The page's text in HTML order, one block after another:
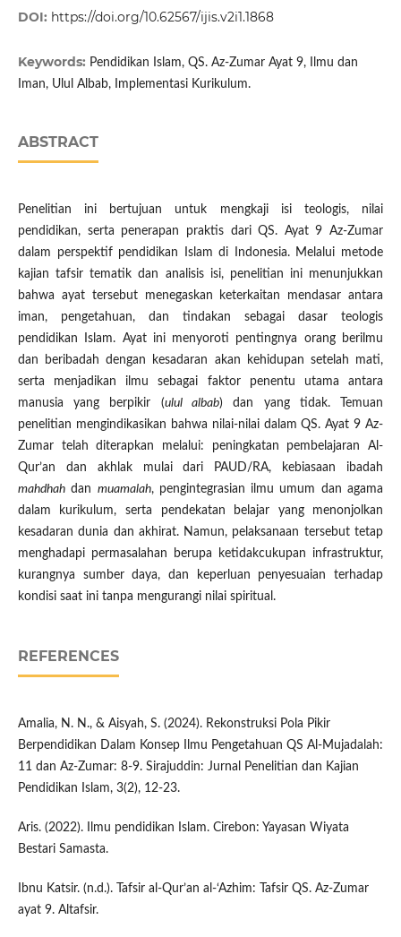
DOI: https://doi.org/10.62567/ijis.v2i1.1868
Keywords: Pendidikan Islam, QS. Az-Zumar Ayat 9, Ilmu dan
Iman, Ulul Albab, Implementasi Kurikulum.
ABSTRACT
Penelitian ini bertujuan untuk mengkaji isi teologis, nilai
pendidikan, serta penerapan praktis dari QS. Ayat 9 Az-Zumar
dalam perspektif pendidikan Islam di Indonesia. Melalui metode
kajian tafsir tematik dan analisis isi, penelitian ini menunjukkan
bahwa ayat tersebut menegaskan keterkaitan mendasar antara
iman, pengetahuan, dan tindakan sebagai dasar teologis
pendidikan Islam. Ayat ini menyoroti pentingnya orang berilmu
dan beribadah dengan kesadaran akan kehidupan setelah mati,
serta menjadikan ilmu sebagai faktor penentu utama antara
manusia yang berpikir (ulul albab) dan yang tidak. Temuan
penelitian mengindikasikan bahwa nilai-nilai dalam QS. Ayat 9 Az-
Zumar telah diterapkan melalui: peningkatan pembelajaran Al-
Qur’an dan akhlak mulai dari PAUD/RA, kebiasaan ibadah
mahdhahdan muamalah, pengintegrasian ilmu umum dan agama
dalam kurikulum, serta pendekatan belajar yang menonjolkan
kesadaran dunia dan akhirat. Namun, pelaksanaan tersebut tetap
menghadapi permasalahan berupa ketidakcukupan infrastruktur,
kurangnya sumber daya, dan keperluan penyesuaian terhadap
kondisi saat ini tanpa mengurangi nilai spiritual.
REFERENCES
Amalia, N. N., & Aisyah, S. (2024). Rekonstruksi Pola Pikir
Berpendidikan Dalam Konsep Ilmu Pengetahuan QS Al-Mujadalah:
11 dan Az-Zumar: 8-9. Sirajuddin: Jurnal Penelitian dan Kajian
Pendidikan Islam, 3(2), 12-23.
Aris. (2022). Ilmu pendidikan Islam. Cirebon: Yayasan Wiyata
Bestari Samasta.
Ibnu Katsir. (n.d.). Tafsir al-Qur’an al-‘Azhim: Tafsir QS. Az-Zumar
ayat 9. Altafsir.